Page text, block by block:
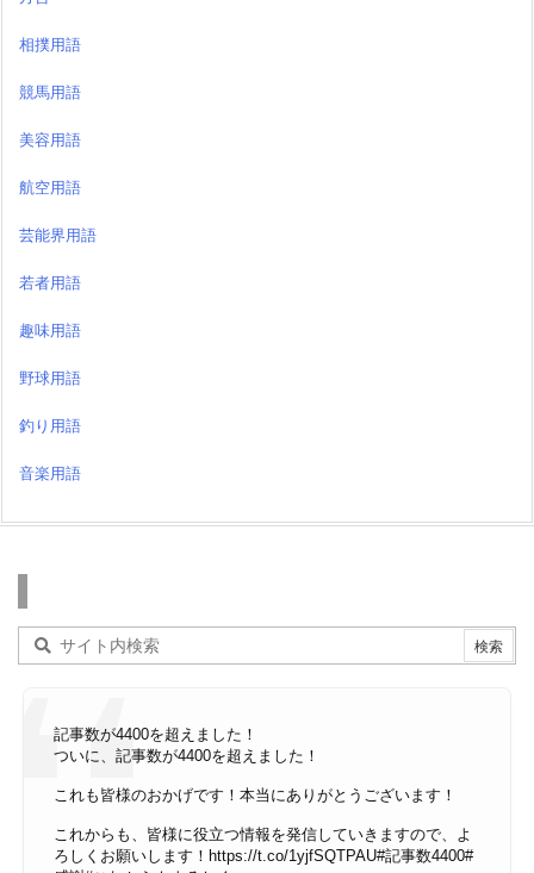
相撲用語
競馬用語
美容用語
航空用語
芸能界用語
若者用語
趣味用語
野球用語
釣り用語
音楽用語
記事数が4400を超えました！
ついに、記事数が4400を超えました！
これも皆様のおかげです！本当にありがとうございます！
これからも、皆様に役立つ情報を発信していきますので、よ
ろしくお願いします！ https://t.co/1yjfSQTPAU#記事数4400#